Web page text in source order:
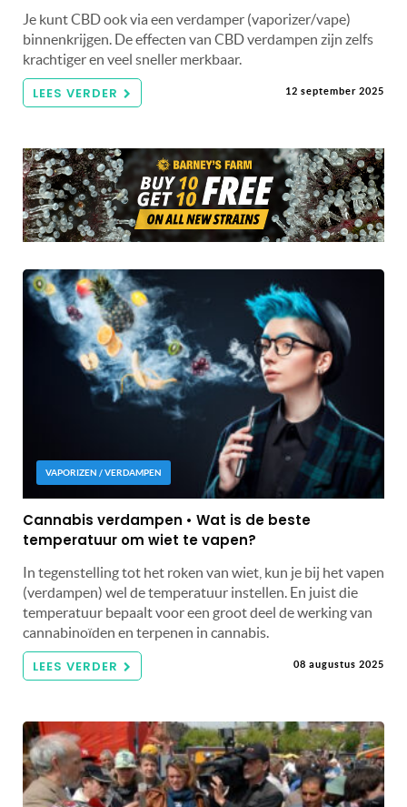
Je kunt CBD ook via een verdamper (vaporizer/vape)
binnenkrijgen. De effecten van CBD verdampen zijn zelfs
krachtiger en veel sneller merkbaar.
LEES VERDER 12 september 2025
VAPORIZEN / VERDAMPEN
Cannabis verdampen • Wat is de beste
temperatuur om wiet te vapen?
In tegenstelling tot het roken van wiet, kun je bij het vapen
(verdampen) wel de temperatuur instellen. En juist die
temperatuur bepaalt voor een groot deel de werking van
cannabinoïden en terpenen in cannabis.
LEES VERDER 08 augustus 2025